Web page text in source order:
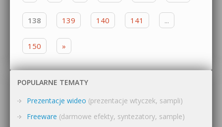
138 139 140 141 ...
150 »
POPULARNE TEMATY
Prezentacje wideo (prezentacje wtyczek, sampli)
Freeware (darmowe efekty, syntezatory, sample)